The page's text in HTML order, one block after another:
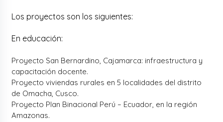
Los proyectos son los siguientes:
En educación:
Proyecto San Bernardino, Cajamarca: infraestructura y
capacitación docente.
Proyecto viviendas rurales en 5 localidades del distrito
de Omacha, Cusco.
Proyecto Plan Binacional Perú – Ecuador, en la región
Amazonas.